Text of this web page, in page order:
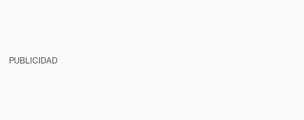
PUBLICIDAD